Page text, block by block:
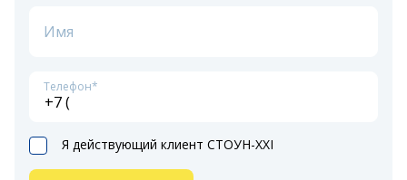
Имя
Телефон*
Я действующий клиент СТОУН-XXI